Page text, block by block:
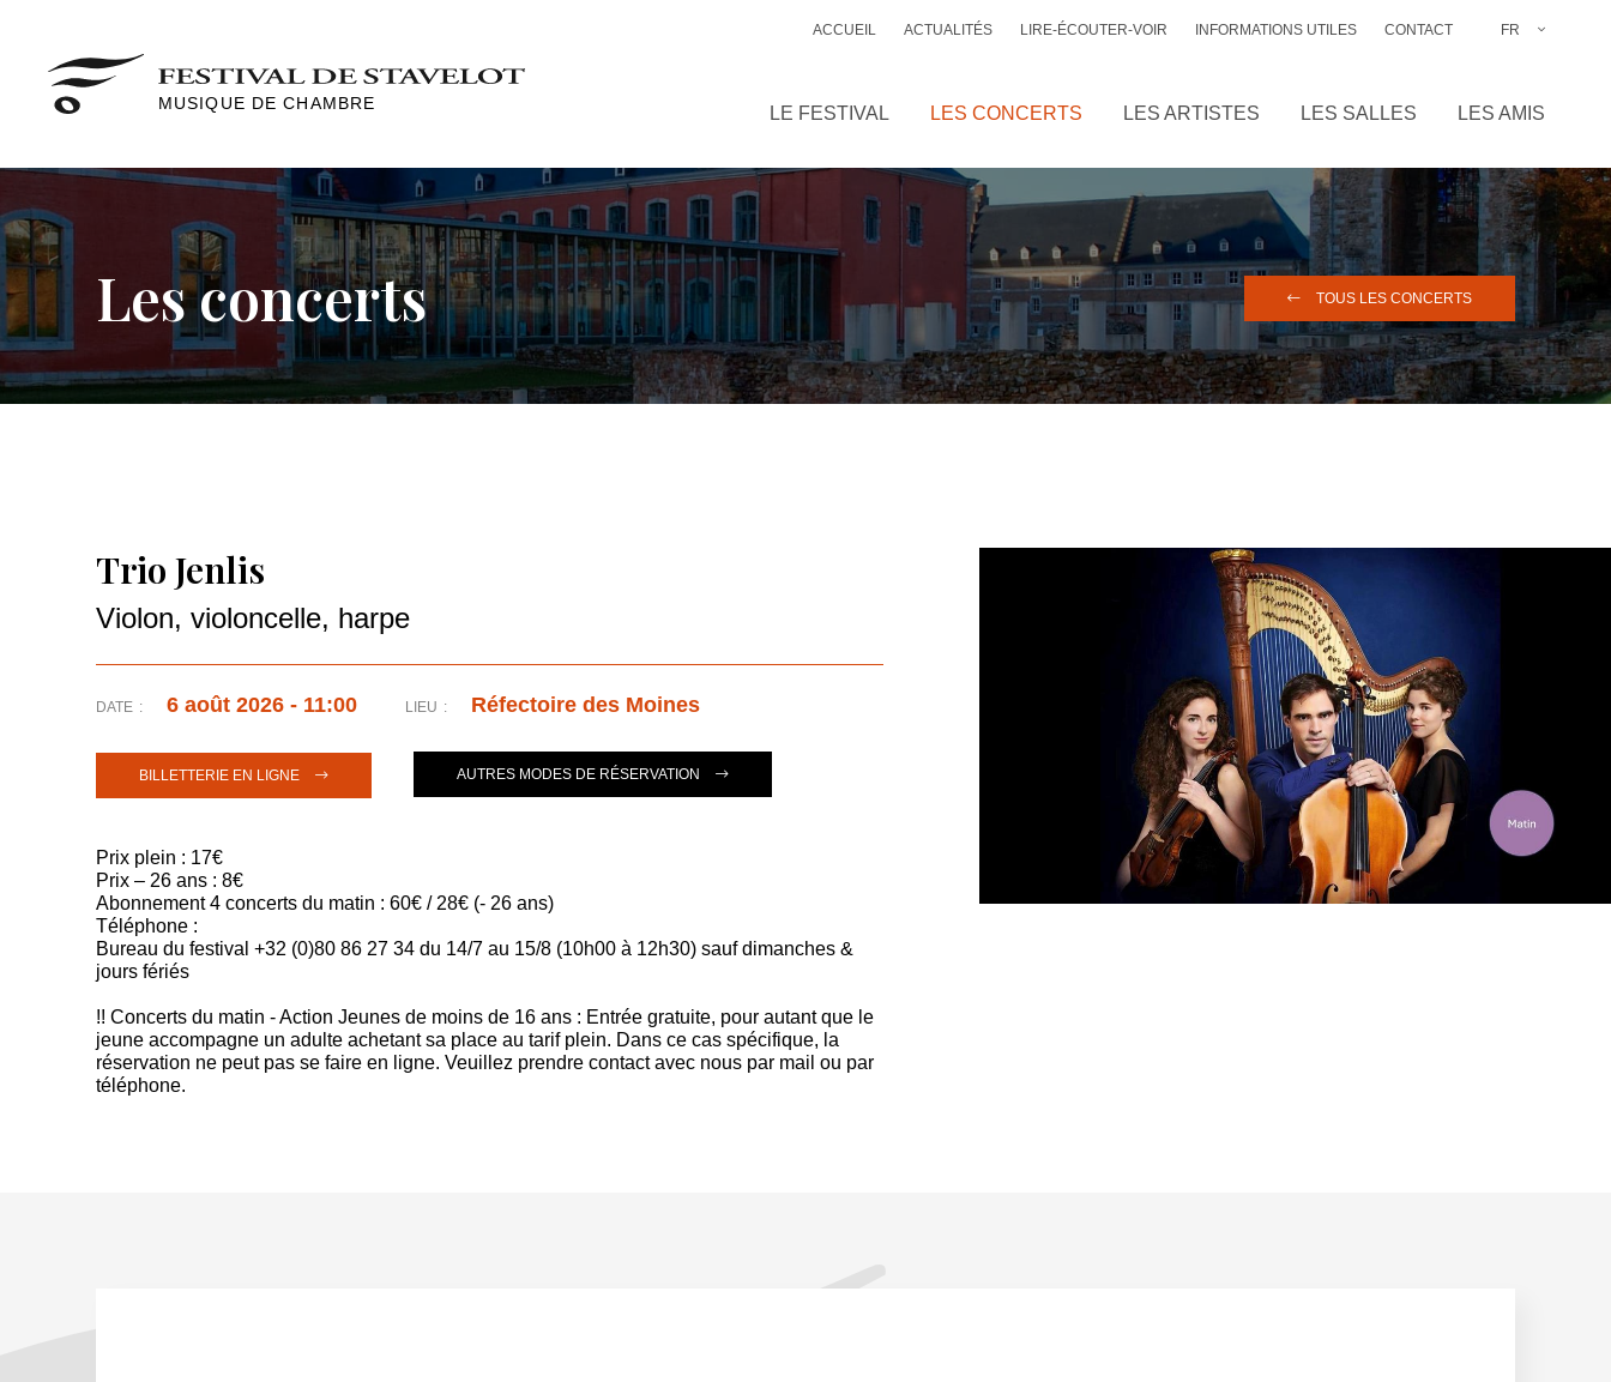
MUSIQUE DE CHAMBRE
ACCUEIL ACTUALITÉS LIRE-ÉCOUTER-VOIR INFORMATIONS UTILES CONTACT FR
EN
LE FESTIVAL LES CONCERTS LES ARTISTES LES SALLES LES AMIS
Les concerts TOUS LES CONCERTS
Trio Jenlis
Violon, violoncelle, harpe
DATE 6 août 2026 - 11:00 LIEU Réfectoire des Moines
BILLETTERIE EN LIGNE AUTRES MODES DE RÉSERVATION
Prix plein : 17€
Prix – 26 ans : 8€
Abonnement 4 concerts du matin : 60€ / 28€ (- 26 ans)
Téléphone :
Bureau du festival +32 (0)80 86 27 34 du 14/7 au 15/8 (10h00 à 12h30) sauf dimanches &
jours fériés
!! Concerts du matin - Action Jeunes de moins de 16 ans : Entrée gratuite, pour autant que le
jeune accompagne un adulte achetant sa place au tarif plein. Dans ce cas spécifique, la
réservation ne peut pas se faire en ligne. Veuillez prendre contact avec nous par mail ou par
téléphone.